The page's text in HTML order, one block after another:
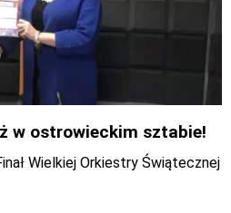
w ostrowieckim sztabie!
Wielkiej Orkiestry Świątecznej